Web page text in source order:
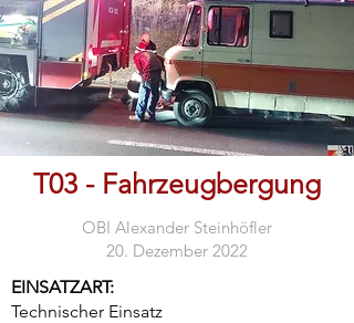
T03 - Fahrzeugbergung
OBI Alexander Steinhöfler
EINSATZART:
Technischer Einsatz
20. Dezember 2022